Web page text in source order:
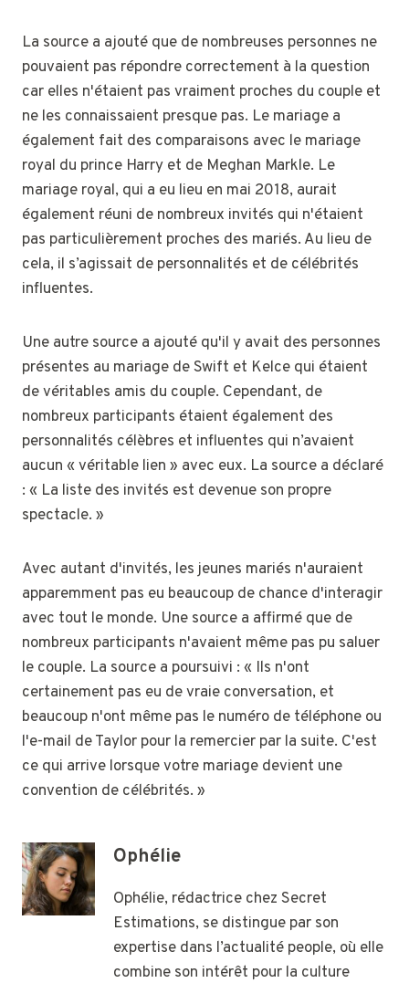
La source a ajouté que de nombreuses personnes ne
pouvaient pas répondre correctement à la question
car elles n'étaient pas vraiment proches du couple et
ne les connaissaient presque pas. Le mariage a
également fait des comparaisons avec le mariage
royal du prince Harry et de Meghan Markle. Le
mariage royal, qui a eu lieu en mai 2018, aurait
également réuni de nombreux invités qui n'étaient
pas particulièrement proches des mariés. Au lieu de
cela, il s’agissait de personnalités et de célébrités
influentes.
Une autre source a ajouté qu'il y avait des personnes
présentes au mariage de Swift et Kelce qui étaient
de véritables amis du couple. Cependant, de
nombreux participants étaient également des
personnalités célèbres et influentes qui n’avaient
aucun « véritable lien » avec eux. La source a déclaré
: « La liste des invités est devenue son propre
spectacle. »
Avec autant d'invités, les jeunes mariés n'auraient
apparemment pas eu beaucoup de chance d'interagir
avec tout le monde. Une source a affirmé que de
nombreux participants n'avaient même pas pu saluer
le couple. La source a poursuivi : « Ils n'ont
certainement pas eu de vraie conversation, et
beaucoup n'ont même pas le numéro de téléphone ou
l'e-mail de Taylor pour la remercier par la suite. C'est
ce qui arrive lorsque votre mariage devient une
convention de célébrités. »
Ophélie
Ophélie, rédactrice chez Secret
Estimations, se distingue par son
expertise dans l’actualité people, où elle
combine son intérêt pour la culture